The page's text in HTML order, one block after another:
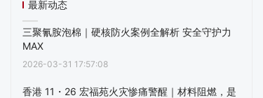
最新动态
三聚氰胺泡棉｜硬核防火案例全解析 安全守护力
MAX
2026-03-31 17:57:08
香港 11・26 宏福苑火灾惨痛警醒｜材料阻燃，是